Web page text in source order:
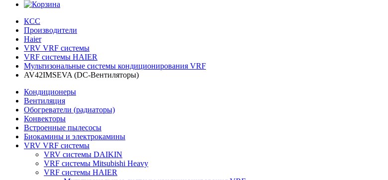
КСС
Производители
Haier
VRV VRF системы
VRF системы HAIER
Мультизональные системы кондиционирования VRF
AV42IMSEVA (DC-Вентиляторы)
Кондиционеры
Вентиляция
Обогреватели (радиаторы)
Конвекторы
Встроенные пылесосы
Биокамины и электрокамины
VRV VRF системы
VRV системы DAIKIN
VRF системы Mitsubishi Heavy
VRF системы HAIER